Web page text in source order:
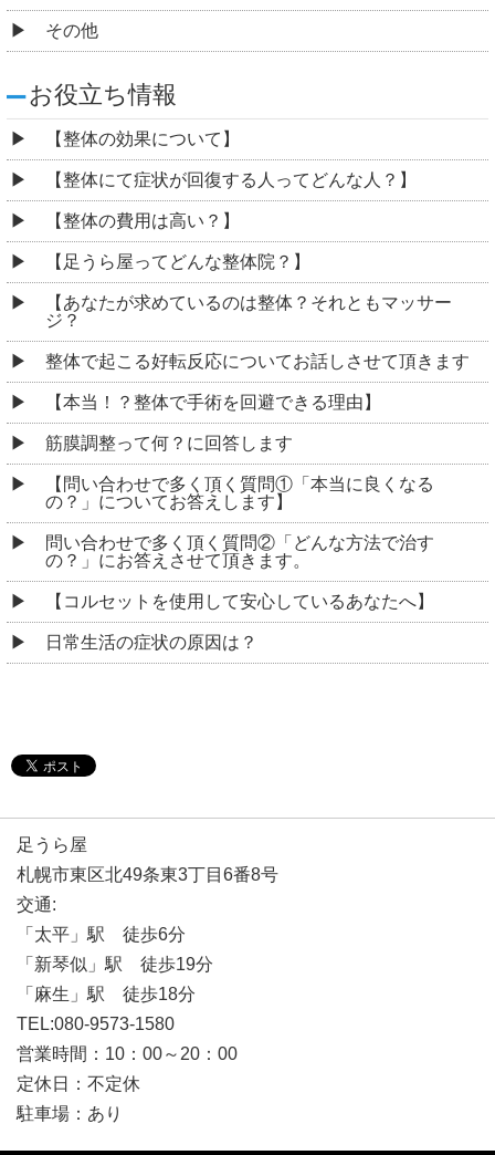
その他
お役立ち情報
【整体の効果について】
【整体にて症状が回復する人ってどんな人？】
【整体の費用は高い？】
【足うら屋ってどんな整体院？】
【あなたが求めているのは整体？それともマッサー
ジ？
整体で起こる好転反応についてお話しさせて頂きます
【本当！？整体で手術を回避できる理由】
筋膜調整って何？に回答します
【問い合わせで多く頂く質問①「本当に良くなる
の？」についてお答えします】
問い合わせで多く頂く質問②「どんな方法で治す
の？」にお答えさせて頂きます。
【コルセットを使用して安心しているあなたへ】
日常生活の症状の原因は？
足うら屋
札幌市東区北49条東3丁目6番8号
交通:
「太平」駅 徒歩6分
「新琴似」駅 徒歩19分
「麻生」駅 徒歩18分
TEL:080-9573-1580
営業時間：10：00～20：00
定休日：不定休
駐車場：あり